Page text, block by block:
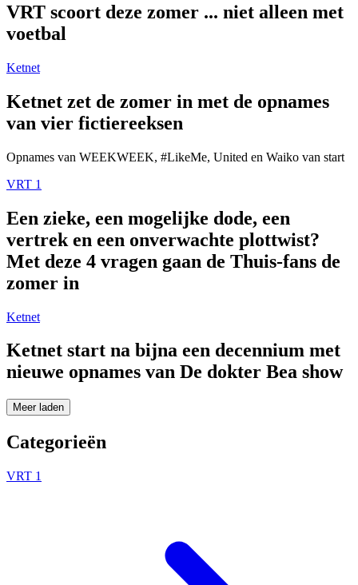
VRT scoort deze zomer ... niet alleen met
voetbal
Ketnet
Ketnet zet de zomer in met de opnames
van vier fictiereeksen
Opnames van WEEKWEEK, #LikeMe, United en Waiko van start
VRT 1
Een zieke, een mogelijke dode, een
vertrek en een onverwachte plottwist?
Met deze 4 vragen gaan de Thuis-fans de
zomer in
Ketnet
Ketnet start na bijna een decennium met
nieuwe opnames van De dokter Bea show
Meer laden
Categorieën
VRT 1